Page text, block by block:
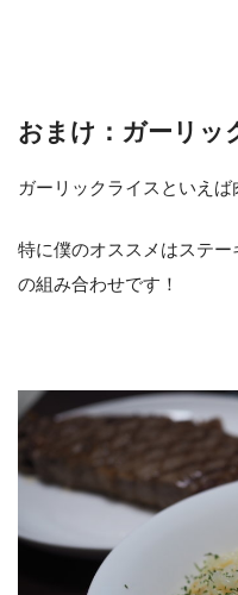
おまけ：ガーリッ
ガーリックライスといえば
特に僕のオススメはステ
の組み合わせです！